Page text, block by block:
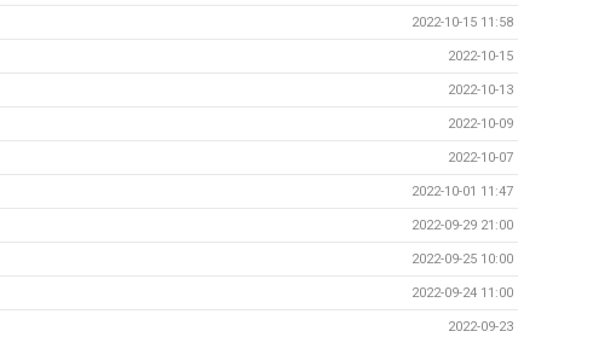
2022-10-15 11:58
2022-10-15
2022-10-13
2022-10-09
2022-10-07
2022-10-01 11:47
2022-09-29 21:00
2022-09-25 10:00
2022-09-24 11:00
2022-09-23